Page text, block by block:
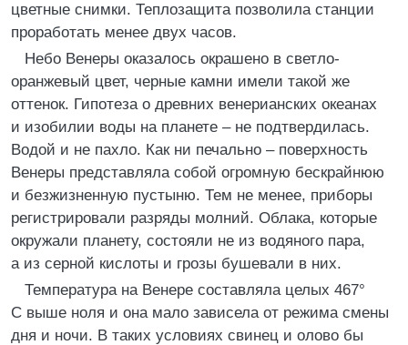
цветные снимки. Теплозащита позволила станции
проработать менее двух часов.
Небо Венеры оказалось окрашено в светло-
оранжевый цвет, черные камни имели такой же
оттенок. Гипотеза о древних венерианских океанах
и изобилии воды на планете – не подтвердилась.
Водой и не пахло. Как ни печально – поверхность
Венеры представляла собой огромную бескрайнюю
и безжизненную пустыню. Тем не менее, приборы
регистрировали разряды молний. Облака, которые
окружали планету, состояли не из водяного пара,
а из серной кислоты и грозы бушевали в них.
Температура на Венере составляла целых 467°
С выше ноля и она мало зависела от режима смены
дня и ночи. В таких условиях свинец и олово бы